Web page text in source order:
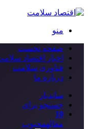
منو
صفحه نخست
اخبار اقتصاد
فناوری سلامت
درباره ما
سایدبار
جستجو برای
10
مقالهمحبوب